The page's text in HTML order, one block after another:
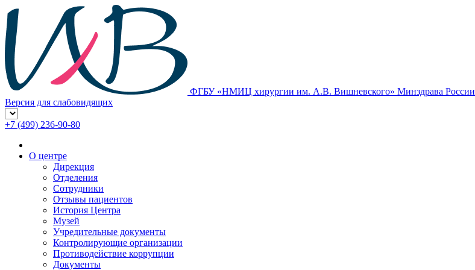
ФГБУ «НМИЦ хирургии им. А.В. Вишневского» Минздрава России
Версия для слабовидящих
+7 (499) 236-90-80
О центре
Дирекция
Отделения
Сотрудники
Отзывы пациентов
История Центра
Музей
Учредительные документы
Контролирующие организации
Противодействие коррупции
Документы